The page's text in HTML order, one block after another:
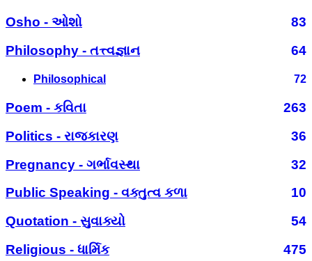
Osho - ઓશો
83
Philosophy - તત્ત્વજ્ઞાન
64
Philosophical 72
Poem - કવિતા
263
Politics - રાજકારણ
36
Pregnancy - ગર્ભાવસ્થા
32
Public Speaking - વક્તુત્વ કળા
10
Quotation - સુવાક્યો
54
Religious - ધાર્મિક
475